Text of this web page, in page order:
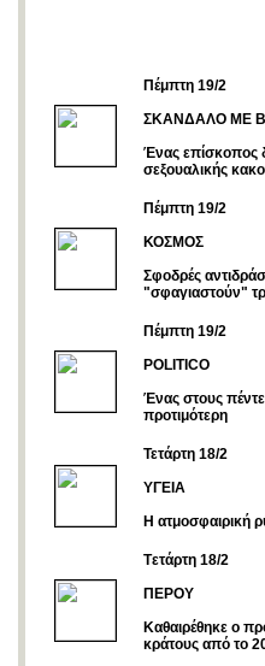
Πέμπτη 19/2
ΣΚΑΝΔΑΛΟ ΜΕ
Ένας επίσκοπος
σεξουαλικής
Πέμπτη 19/2
ΚΟΣΜΟΣ
Σφοδρές
"σφαγιαστούν"
Πέμπτη 19/2
POLITICO
Ένας στους πέντε
προτιμότερη
Τετάρτη 18/2
ΥΓΕΙΑ
Η ατμοσφαιρική
Tετάρτη 18/2
ΠΕΡΟΥ
Καθαιρέθηκε ο
κράτους από το